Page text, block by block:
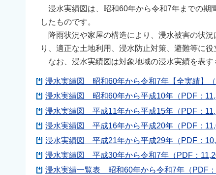
浸水実績図は、昭和60年から令和7年までの期
したものです。
降雨状況や家屋の構造により、浸水被害の状
り、適正な土地利用、浸水防止対策、避難等に
なお、浸水実績図は対象地域の浸水実績を表す
浸水実績図 昭和60年から令和7年【全実績】（
浸水実績図 昭和60年から平成10年（PDF：
浸水実績図 平成11年から平成15年（PDF：
浸水実績図 平成16年から平成20年（PDF：
浸水実績図 平成21年から平成29年（PDF：
浸水実績図 平成30年から令和7年（PDF：
浸水実績一覧表 昭和60年から令和7年（PDF：